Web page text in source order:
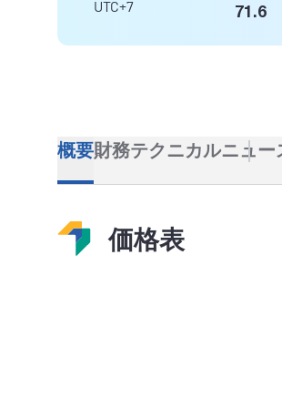
UTC+7
71.6
概要財務テクニカルニュー
価格表